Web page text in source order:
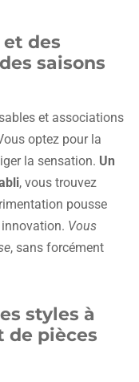
des
saisons
et associations
optez pour la
la sensation. Un
, vous trouvez
pousse
Vous
, sans forcément
styles à
de pièces